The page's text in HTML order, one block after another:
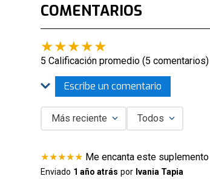
COMENTARIOS
★★★★★
5 Calificación promedio (5 comentarios)
Escribe un comentario
Título
Más reciente Todos
★★★★★ Me encanta este suplemento
Enviado 1 año atrás por Ivania Tapia